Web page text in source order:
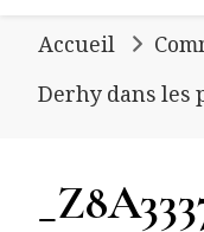
Accueil
Derhy dans les